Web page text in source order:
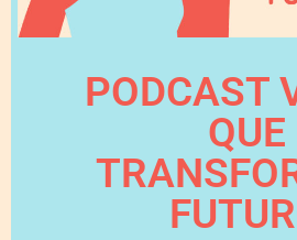
PODCAST
QUE